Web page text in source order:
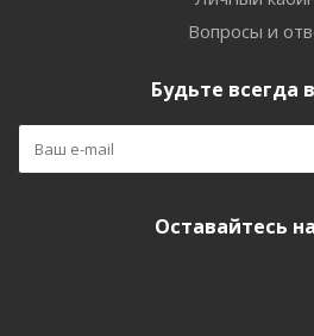
Вопросы и
Будьте всегда
Оставайтесь